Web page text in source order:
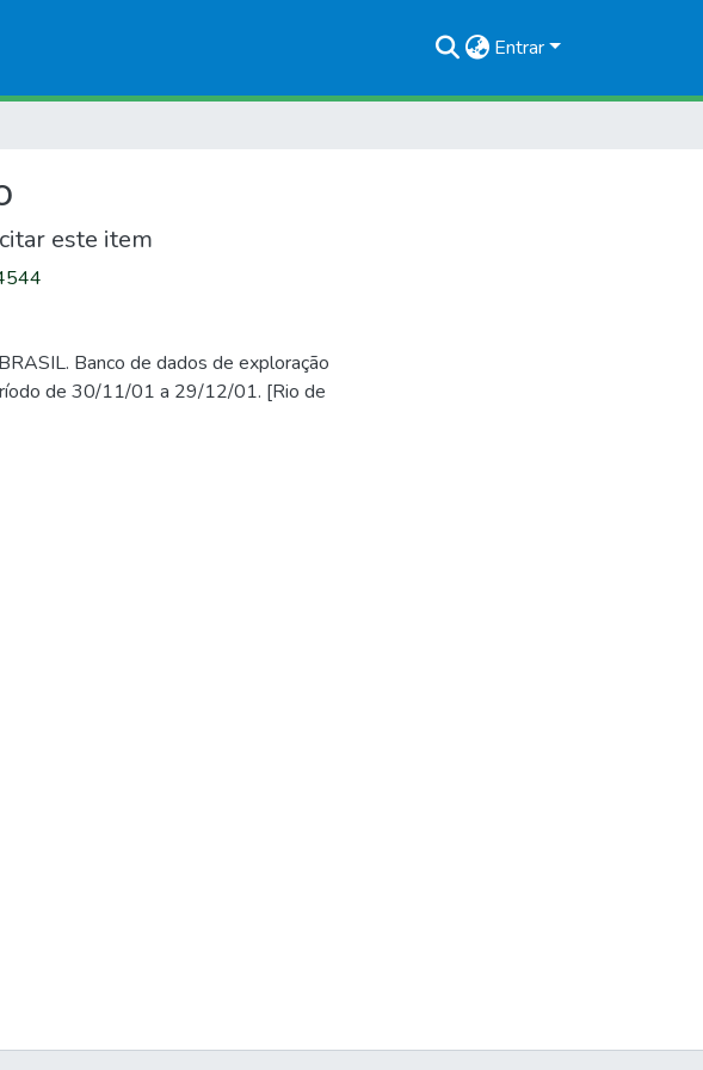
Entrar
este item
Banco de dados de exploração
de 30/11/01 a 29/12/01. [Rio de